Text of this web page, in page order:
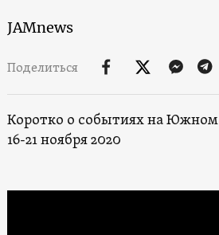
JAMnews
Поделиться
Коротко о событиях на Южном
16-21 ноября 2020